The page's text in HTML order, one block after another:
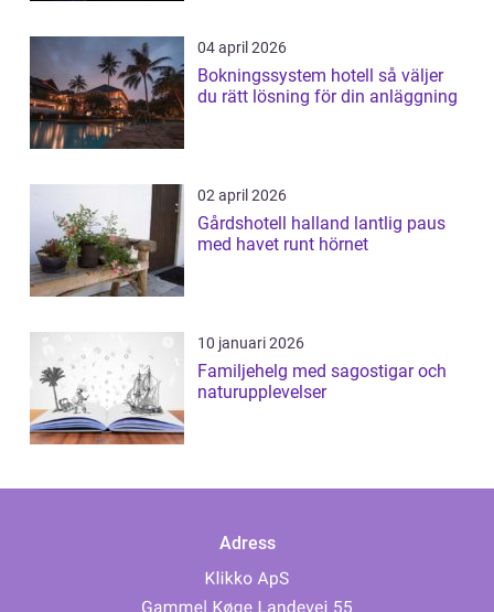
04 april 2026
Bokningssystem hotell så väljer
du rätt lösning för din anläggning
02 april 2026
Gårdshotell halland lantlig paus
med havet runt hörnet
10 januari 2026
Familjehelg med sagostigar och
naturupplevelser
Adress